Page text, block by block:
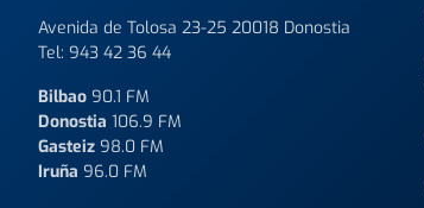
Avenida de Tolosa 23-25 20018 Donostia
Tel: 943 42 36 44
Bilbao 90.1 FM
Donostia 106.9 FM
Gasteiz 98.0 FM
Iruña 96.0 FM